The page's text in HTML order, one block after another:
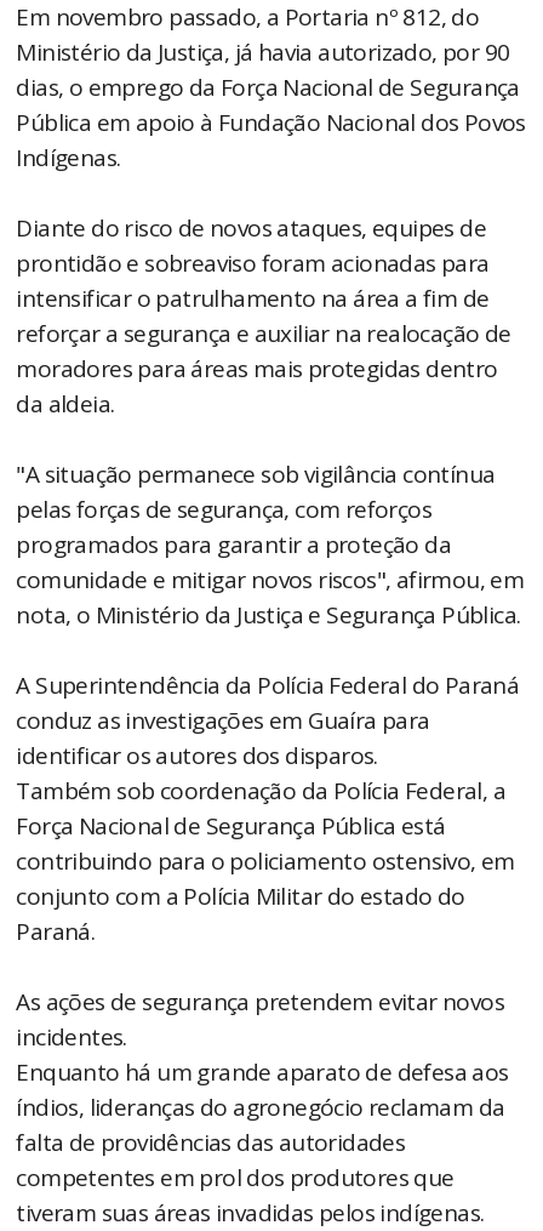
Em novembro passado, a Portaria nº 812, do
Ministério da Justiça, já havia autorizado, por 90
dias, o emprego da Força Nacional de Segurança
Pública em apoio à Fundação Nacional dos Povos
Indígenas.
Diante do risco de novos ataques, equipes de
prontidão e sobreaviso foram acionadas para
intensificar o patrulhamento na área a fim de
reforçar a segurança e auxiliar na realocação de
moradores para áreas mais protegidas dentro
da aldeia.
"A situação permanece sob vigilância contínua
pelas forças de segurança, com reforços
programados para garantir a proteção da
comunidade e mitigar novos riscos", afirmou, em
nota, o Ministério da Justiça e Segurança Pública.
A Superintendência da Polícia Federal do Paraná
conduz as investigações em Guaíra para
identificar os autores dos disparos.
Também sob coordenação da Polícia Federal, a
Força Nacional de Segurança Pública está
contribuindo para o policiamento ostensivo, em
conjunto com a Polícia Militar do estado do
Paraná.
As ações de segurança pretendem evitar novos
incidentes.
Enquanto há um grande aparato de defesa aos
índios, lideranças do agronegócio reclamam da
falta de providências das autoridades
competentes em prol dos produtores que
tiveram suas áreas invadidas pelos indígenas.